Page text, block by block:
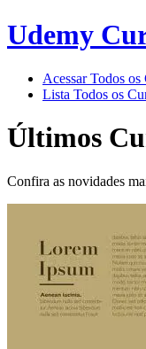
Udemy
Acessar Todos os
Lista Todos os
Últimos
Confira as novidades